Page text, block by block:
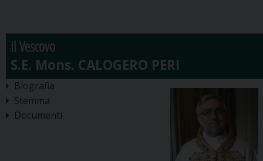
Il Vescovo
Biografia
Stemma
Documenti